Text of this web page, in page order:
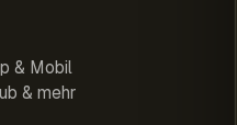
& Mobil
& mehr